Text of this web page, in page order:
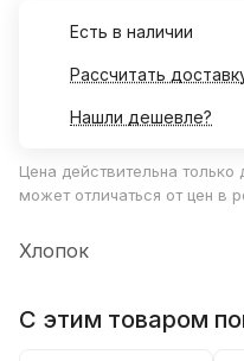
Есть в наличии
Рассчитать
Нашли дешевле?
Цена действительна только
может отличаться от цен в
Хлопок
С этим товаром